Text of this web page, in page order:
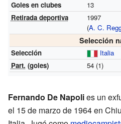
Goles en clubes
13
Retirada deportiva
1997
(A. C.
Selección
Selección
Italia
Part. (goles) 54 (1)
Fernando De Napolies un
el 15 de marzo de 1964 en